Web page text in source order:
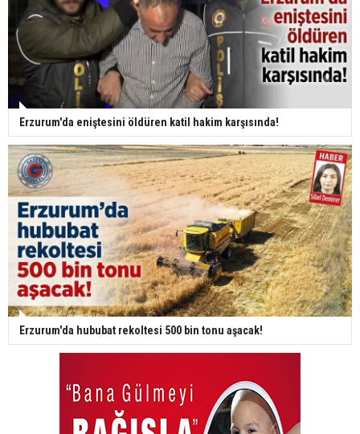
Erzurum'da eniştesini öldüren katil hakim karşısında!
Erzurum'da hububat rekoltesi 500 bin tonu aşacak!